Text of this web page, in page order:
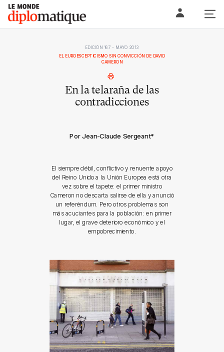
Skip
content
Le monde diplomatique
EDICIÓN 167 - MAYO 2013
EL EUROESCEPTICISMO SIN CONVICCIÓN DE DAVID
CAMERON
En la telaraña de las
contradicciones
Por Jean-Claude Sergeant*
El siempre débil, conflictivo y renuente apoyo
del Reino Unido a la Unión Europea está otra
vez sobre el tapete: el primer ministro
Cameron no descarta salirse de ella y anunció
un referéndum. Pero otros problemas son
más acuciantes para la población: en primer
lugar, el grave deterioro económico y el
empobrecimiento.